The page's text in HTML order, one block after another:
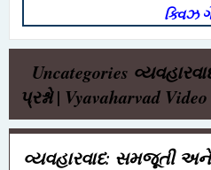
ક્વિઝ
Uncategories
પ્રશ્નો | Vyavaharvad
વ્યવહારવાદ: સમજૂતી અને